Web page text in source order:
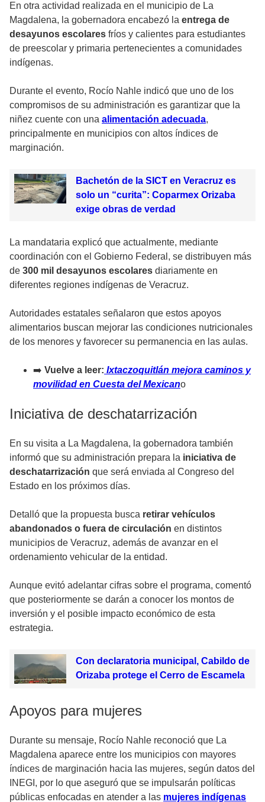
En otra actividad realizada en el municipio de La
Magdalena, la gobernadora encabezó la entrega de
desayunos escolares fríos y calientes para estudiantes
de preescolar y primaria pertenecientes a comunidades
indígenas.
Durante el evento, Rocío Nahle indicó que uno de los
compromisos de su administración es garantizar que la
niñez cuente con una alimentación adecuada,
principalmente en municipios con altos índices de
marginación.
Bachetón de la SICT en Veracruz es
solo un “curita”: Coparmex Orizaba
exige obras de verdad
La mandataria explicó que actualmente, mediante
coordinación con el Gobierno Federal, se distribuyen más
de 300 mil desayunos escolares diariamente en
diferentes regiones indígenas de Veracruz.
Autoridades estatales señalaron que estos apoyos
alimentarios buscan mejorar las condiciones nutricionales
de los menores y favorecer su permanencia en las aulas.
➡️ Vuelve a leer: Ixtaczoquitlán mejora caminos y
movilidad en Cuesta del Mexicano
Iniciativa de deschatarrización
En su visita a La Magdalena, la gobernadora también
informó que su administración prepara la iniciativa de
deschatarrización que será enviada al Congreso del
Estado en los próximos días.
Detalló que la propuesta busca retirar vehículos
abandonados o fuera de circulación en distintos
municipios de Veracruz, además de avanzar en el
ordenamiento vehicular de la entidad.
Aunque evitó adelantar cifras sobre el programa, comentó
que posteriormente se darán a conocer los montos de
inversión y el posible impacto económico de esta
estrategia.
Con declaratoria municipal, Cabildo de
Orizaba protege el Cerro de Escamela
Apoyos para mujeres
Durante su mensaje, Rocío Nahle reconoció que La
Magdalena aparece entre los municipios con mayores
índices de marginación hacia las mujeres, según datos del
INEGI, por lo que aseguró que se impulsarán políticas
públicas enfocadas en atender a las mujeres indígenas